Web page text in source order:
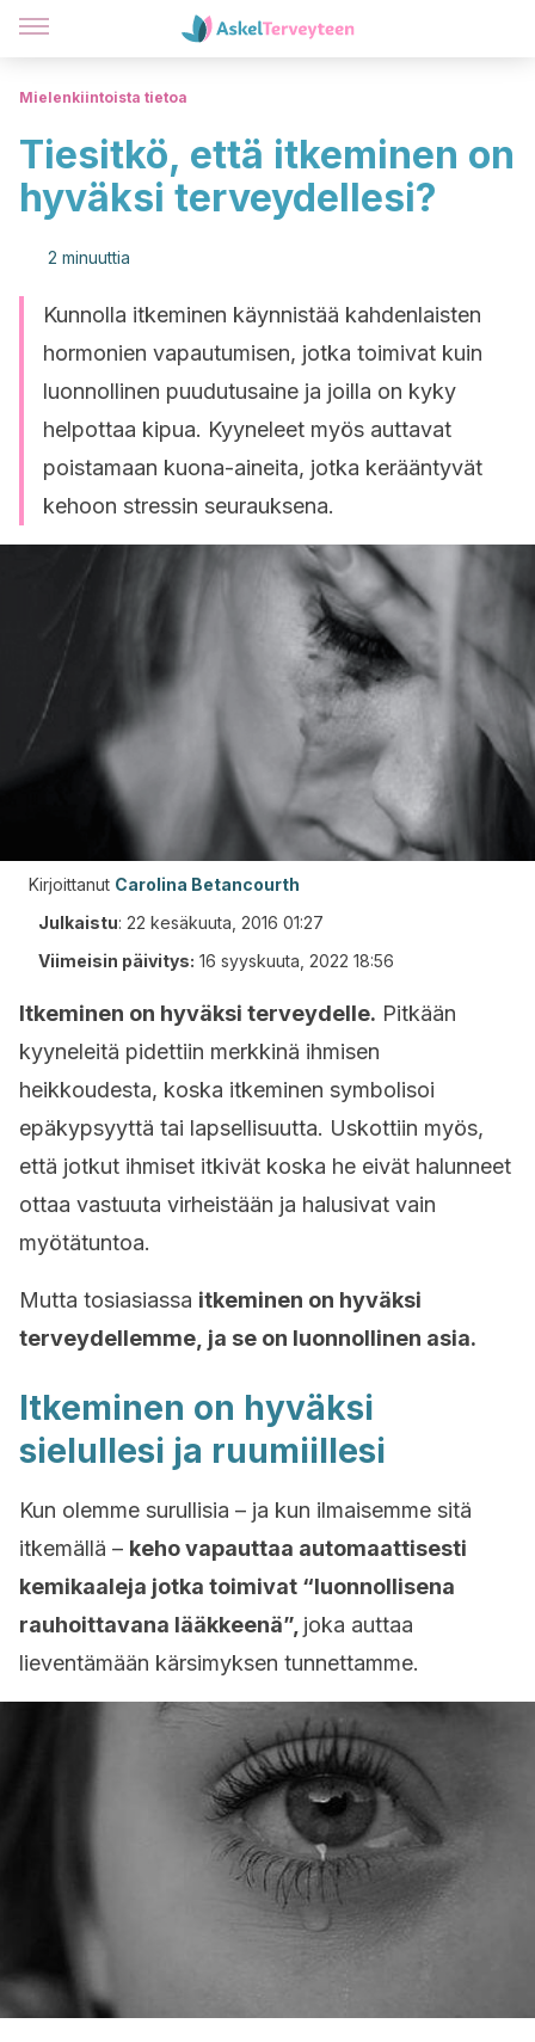
Mielenkiintoista tietoa
Tiesitkö, että itkeminen on
hyväksi terveydellesi?
2 minuuttia
Kunnolla itkeminen käynnistää kahdenlaisten
hormonien vapautumisen, jotka toimivat kuin
luonnollinen puudutusaine ja joilla on kyky
helpottaa kipua. Kyyneleet myös auttavat
poistamaan kuona-aineita, jotka kerääntyvät
kehoon stressin seurauksena.
Kirjoittanut Carolina Betancourth
Julkaistu: 22 kesäkuuta, 2016 01:27
Viimeisin päivitys: 16 syyskuuta, 2022 18:56
Itkeminen on hyväksi terveydelle. Pitkään
kyyneleitä pidettiin merkkinä ihmisen
heikkoudesta, koska itkeminen symbolisoi
epäkypsyyttä tai lapsellisuutta. Uskottiin myös,
että jotkut ihmiset itkivät koska he eivät halunneet
ottaa vastuuta virheistään ja halusivat vain
myötätuntoa.
Mutta tosiasiassa itkeminen on hyväksi
terveydellemme, ja se on luonnollinen asia.
Itkeminen on hyväksi
sielullesi ja ruumiillesi
Kun olemme surullisia – ja kun ilmaisemme sitä
itkemällä – keho vapauttaa automaattisesti
kemikaaleja jotka toimivat “luonnollisena
rauhoittavana lääkkeenä”, joka auttaa
lieventämään kärsimyksen tunnettamme.